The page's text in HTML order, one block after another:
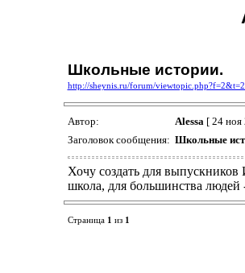
Школьные истории.
http://sheynis.ru/forum/
Автор: Alessa[ 24 ноя
Заголовок сообщения: Школьные
Хочу создать для
школа, для большинства людей
Страница 1 из 1